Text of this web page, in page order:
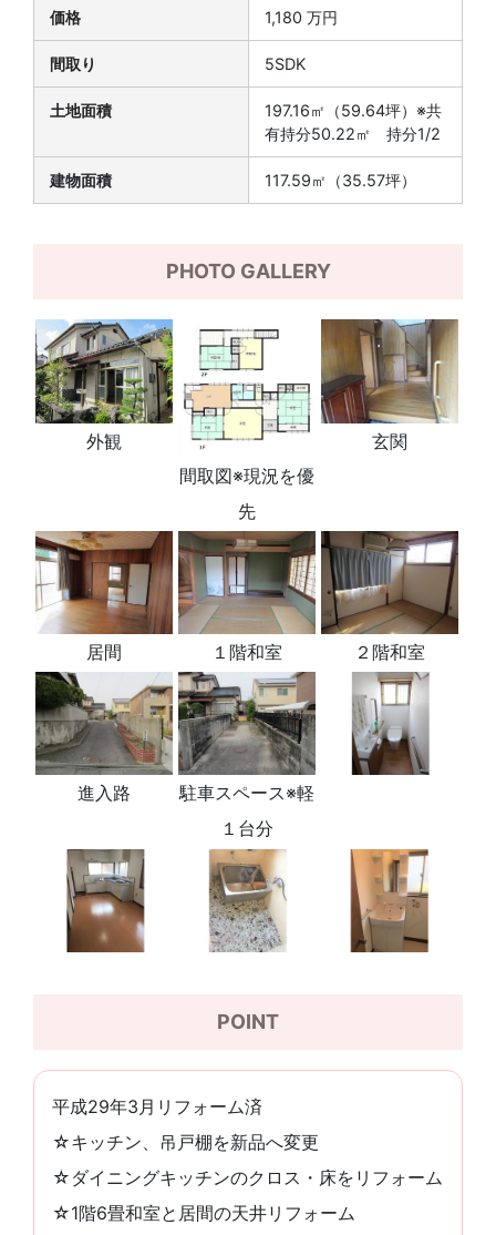
価格 1,180 万円
間取り 5SDK
土地面積
197.16㎡（59.64坪）※共
有持分50.22㎡ 持分1/2
建物面積 117.59㎡（35.57坪）
PHOTO GALLERY
外観
間取図※現況を優
先
玄関
居間 １階和室 ２階和室
進入路
駐車スペース※軽
１台分
POINT
平成29年3月リフォーム済
☆キッチン、吊戸棚を新品へ変更
☆ダイニングキッチンのクロス・床をリフォーム
☆1階6畳和室と居間の天井リフォーム